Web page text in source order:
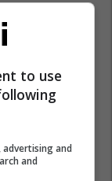
to use
and
and